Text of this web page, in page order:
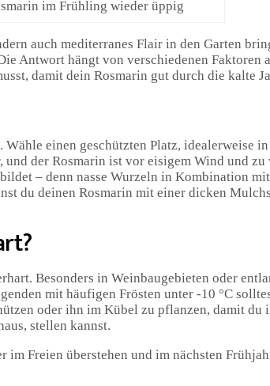
im Frühling wieder üppig
auch mediterranes Flair in den Garten
Antwort hängt von verschiedenen Faktoren
damit dein Rosmarin gut durch die kalte
einen geschützten Platz, idealerweise
der Rosmarin ist vor eisigem Wind und zu
– denn nasse Wurzeln in Kombination
du deinen Rosmarin mit einer dicken
Besonders in Weinbaugebieten oder
mit häufigen Frösten unter -10 °C
oder ihn im Kübel zu pflanzen, damit du
stellen kannst.
Freien überstehen und im nächsten